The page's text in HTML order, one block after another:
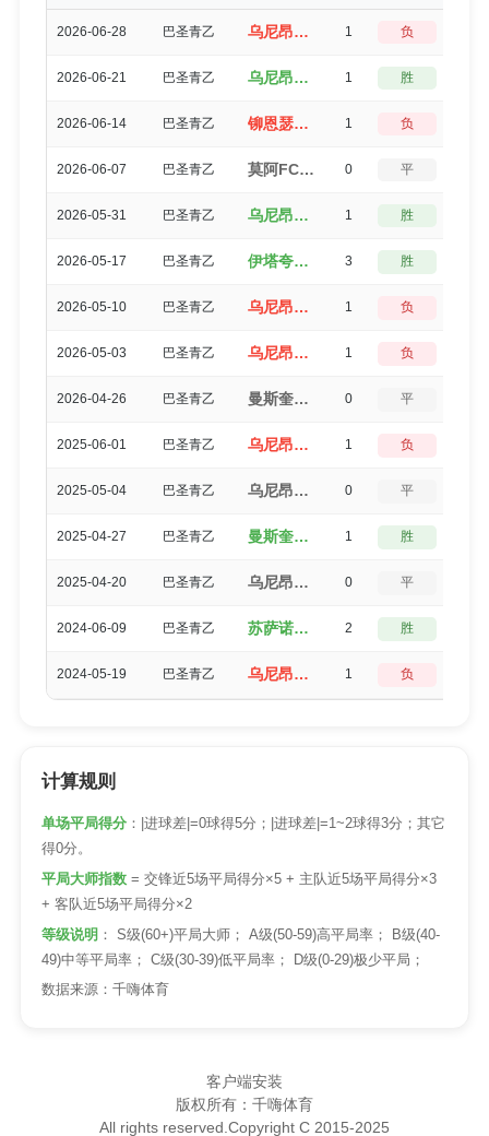
2026-06-28 巴圣青乙 乌尼昂U23（2-3）莫阿FCU23 1 负
2026-06-21 巴圣青乙 乌尼昂U23（2-1）伊塔夸克塞图巴U23 1 胜
2026-06-14 巴圣青乙 铆恩瑟U23（0-1）乌尼昂U23 1 负
2026-06-07 巴圣青乙 莫阿FCU23（0-0）乌尼昂U23 0 平
2026-05-31 巴圣青乙 乌尼昂U23（1-0）曼斯奎拉U23 1 胜
2026-05-17 巴圣青乙 伊塔夸克塞图巴U23（4-1）乌尼昂U23 3 胜
2026-05-10 巴圣青乙 乌尼昂U23（0-1）铆恩瑟U23 1 负
2026-05-03 巴圣青乙 乌尼昂U23（2-3）莫阿FCU23 1 负
2026-04-26 巴圣青乙 曼斯奎拉U23（2-2）乌尼昂U23 0 平
2025-06-01 巴圣青乙 乌尼昂U23（1-2）曼斯奎拉U23 1 负
2025-05-04 巴圣青乙 乌尼昂U23（1-1）苏萨诺U23 0 平
2025-04-27 巴圣青乙 曼斯奎拉U23（1-0）乌尼昂U23 1 胜
2025-04-20 巴圣青乙 乌尼昂U23（1-1）铆恩瑟U23 0 平
2024-06-09 巴圣青乙 苏萨诺U23（2-0）乌尼昂U23 2 胜
2024-05-19 巴圣青乙 乌尼昂U23（0-1）玛瓦SP U23 1 负
计算规则
单场平局得分 ：|进球差|=0球得5分；|进球差|=1~2球得3分；其它
得0分。
平局大师指数 = 交锋近5场平局得分×5 + 主队近5场平局得分×3
+ 客队近5场平局得分×2
等级说明 ： S级(60+)平局大师； A级(50-59)高平局率； B级(40-
49)中等平局率； C级(30-39)低平局率； D级(0-29)极少平局；
数据来源：千嗨体育
客户端安装
版权所有：千嗨体育
All rights reserved.Copyright C 2015-2025